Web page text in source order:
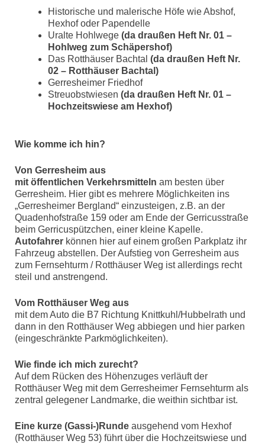
Historische und malerische Höfe wie Abshof,
Hexhof oder Papendelle
Uralte Hohlwege (da draußen Heft Nr. 01 –
Hohlweg zum Schäpershof)
Das Rotthäuser Bachtal (da draußen Heft Nr.
02 – Rotthäuser Bachtal)
Gerresheimer Friedhof
Streuobstwiesen (da draußen Heft Nr. 01 –
Hochzeitswiese am Hexhof)
Wie komme ich hin?
Von Gerresheim aus
mit öffentlichen Verkehrsmitteln am besten über
Gerresheim. Hier gibt es mehrere Möglichkeiten ins
„Gerresheimer Bergland“ einzusteigen, z.B. an der
Quadenhofstraße 159 oder am Ende der Gerricusstraße
beim Gerricuspützchen, einer kleine Kapelle.
Autofahrer können hier auf einem großen Parkplatz ihr
Fahrzeug abstellen. Der Aufstieg von Gerresheim aus
zum Fernsehturm / Rotthäuser Weg ist allerdings recht
steil und anstrengend.
Vom Rotthäuser Weg aus
mit dem Auto die B7 Richtung Knittkuhl/Hubbelrath und
dann in den Rotthäuser Weg abbiegen und hier parken
(eingeschränkte Parkmöglichkeiten).
Wie finde ich mich zurecht?
Auf dem Rücken des Höhenzuges verläuft der
Rotthäuser Weg mit dem Gerresheimer Fernsehturm als
zentral gelegener Landmarke, die weithin sichtbar ist.
Eine kurze (Gassi-)Runde ausgehend vom Hexhof
(Rotthäuser Weg 53) führt über die Hochzeitswiese und